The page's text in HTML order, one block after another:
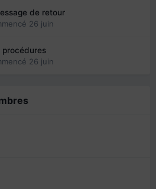
de retour
26 juin
procédures
26 juin